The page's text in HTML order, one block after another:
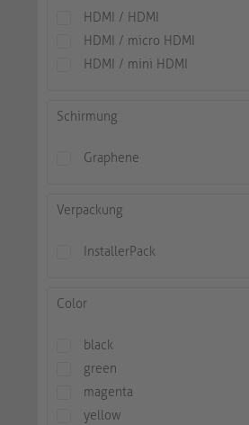
HDMI / HDMI
HDMI / micro HDMI
HDMI / mini HDMI
Schirmung
Graphene
Verpackung
InstallerPack
Color
black
green
magenta
yellow